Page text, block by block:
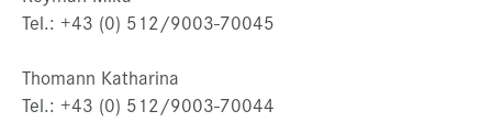
Tel.: +43 (0) 512/9003-70045
Thomann Katharina
Tel.: +43 (0) 512/9003-70044